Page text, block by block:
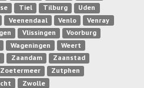
Tiel Tilburg
Uden
Veenendaal Venlo
Venray
Vlissingen
Voorburg
Wageningen
Weert
Zaandam
Zaanstad
Zoetermeer
Zutphen
Zwolle